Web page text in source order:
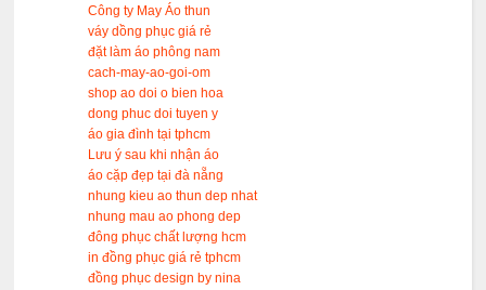
Công ty May Áo thun
váy dồng phục giá rẻ
đặt làm áo phông nam
cach-may-ao-goi-om
shop ao doi o bien hoa
dong phuc doi tuyen y
áo gia đình tại tphcm
Lưu ý sau khi nhận áo
áo cặp đẹp tại đà nẵng
nhung kieu ao thun dep nhat
nhung mau ao phong dep
đông phục chất lượng hcm
in đồng phục giá rẻ tphcm
đồng phục design by nina